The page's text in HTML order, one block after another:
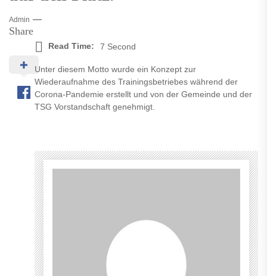
Admin
Share
Read Time: 7 Second
Unter diesem Motto wurde ein Konzept zur
Wiederaufnahme des Trainingsbetriebes während der
Corona-Pandemie erstellt und von der Gemeinde und der
TSG Vorstandschaft genehmigt.